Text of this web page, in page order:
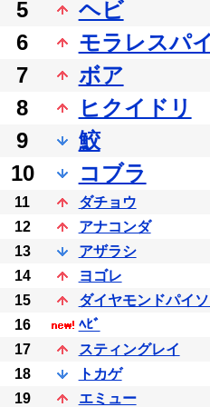
5
ヘビ
6
モラレスパ
7
ボア
8
ヒクイドリ
9
鮫
10
コブラ
11
ダチョウ
12
アナコンダ
13
アザラシ
14
ヨゴレ
15
ダイヤモンドパイ
16
ﾍﾋﾞ
17
スティングレイ
18
トカゲ
19
エミュー